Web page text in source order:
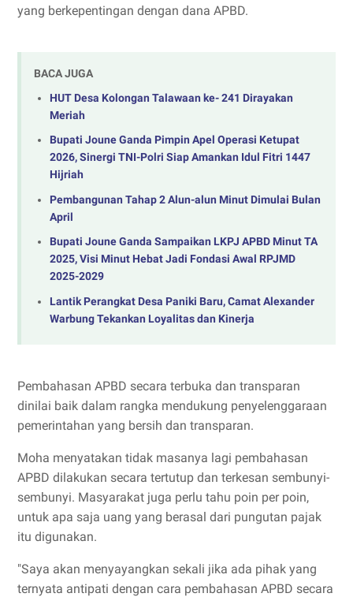
yang berkepentingan dengan dana APBD.
BACA JUGA
HUT Desa Kolongan Talawaan ke- 241 Dirayakan
Meriah
Bupati Joune Ganda Pimpin Apel Operasi Ketupat
2026, Sinergi TNI-Polri Siap Amankan Idul Fitri 1447
Hijriah
Pembangunan Tahap 2 Alun-alun Minut Dimulai Bulan
April
‎Bupati Joune Ganda Sampaikan LKPJ APBD Minut TA
2025, Visi Minut Hebat Jadi Fondasi Awal RPJMD
2025-2029
Lantik Perangkat Desa Paniki Baru, Camat Alexander
Warbung Tekankan Loyalitas dan Kinerja
Pembahasan APBD secara terbuka dan transparan
dinilai baik dalam rangka mendukung penyelenggaraan
pemerintahan yang bersih dan transparan.
Moha menyatakan tidak masanya lagi pembahasan
APBD dilakukan secara tertutup dan terkesan sembunyi-
sembunyi. Masyarakat juga perlu tahu poin per poin,
untuk apa saja uang yang berasal dari pungutan pajak
itu digunakan.
"Saya akan menyayangkan sekali jika ada pihak yang
ternyata antipati dengan cara pembahasan APBD secara